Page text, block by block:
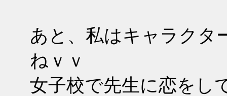
あと、私はキャラクタ
ねｖｖ
女子校で先生に恋をし